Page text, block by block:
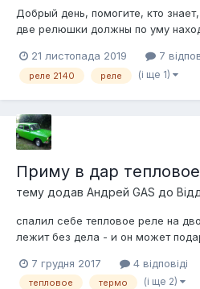
Добрый день, помогите, кто
две релюшки должны по уму
спасибо!
21 листопада 2019 7
реле 2140 реле (і ще 1)
Приму в дар
тему додав Андрей GAS до
спалил себе тепловое реле на
лежит без дела - и он может
7 грудня 2017
4 відповіді
тепловое термо (і ще 2)